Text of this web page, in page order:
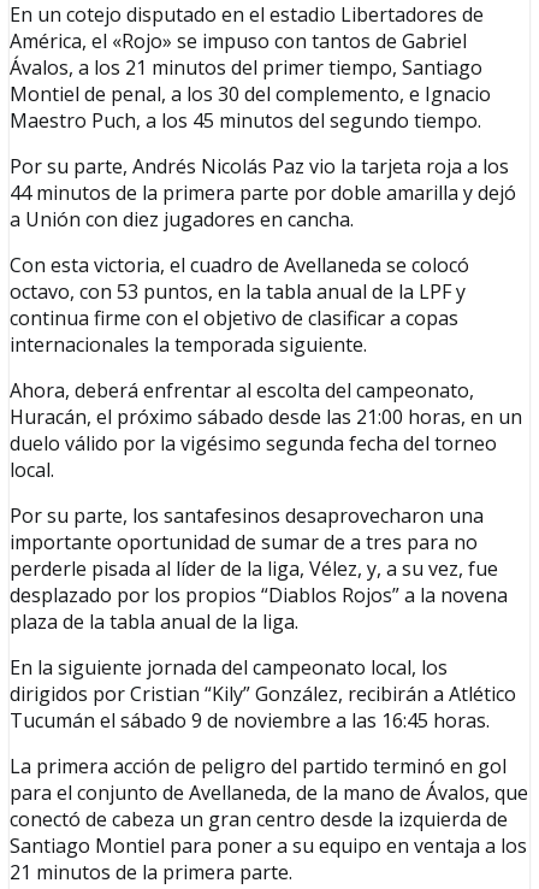
En un cotejo disputado en el estadio Libertadores de
América, el «Rojo» se impuso con tantos de Gabriel
Ávalos, a los 21 minutos del primer tiempo, Santiago
Montiel de penal, a los 30 del complemento, e Ignacio
Maestro Puch, a los 45 minutos del segundo tiempo.
Por su parte, Andrés Nicolás Paz vio la tarjeta roja a los
44 minutos de la primera parte por doble amarilla y dejó
a Unión con diez jugadores en cancha.
Con esta victoria, el cuadro de Avellaneda se colocó
octavo, con 53 puntos, en la tabla anual de la LPF y
continua firme con el objetivo de clasificar a copas
internacionales la temporada siguiente.
Ahora, deberá enfrentar al escolta del campeonato,
Huracán, el próximo sábado desde las 21:00 horas, en un
duelo válido por la vigésimo segunda fecha del torneo
local.
Por su parte, los santafesinos desaprovecharon una
importante oportunidad de sumar de a tres para no
perderle pisada al líder de la liga, Vélez, y, a su vez, fue
desplazado por los propios “Diablos Rojos” a la novena
plaza de la tabla anual de la liga.
En la siguiente jornada del campeonato local, los
dirigidos por Cristian “Kily” González, recibirán a Atlético
Tucumán el sábado 9 de noviembre a las 16:45 horas.
La primera acción de peligro del partido terminó en gol
para el conjunto de Avellaneda, de la mano de Ávalos, que
conectó de cabeza un gran centro desde la izquierda de
Santiago Montiel para poner a su equipo en ventaja a los
21 minutos de la primera parte.